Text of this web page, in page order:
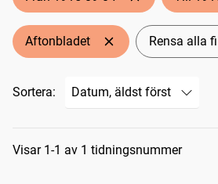
Aftonbladet Rensa alla
Sortera:
Sökresultat
Visar 1-1 av 1 tidningsnummer